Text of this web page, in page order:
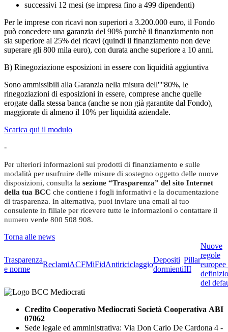
successivi 12 mesi (se impresa fino a 499 dipendenti)
Per le imprese con ricavi non superiori a 3.200.000 euro, il Fondo
può concedere una garanzia del 90% purchè il finanziamento non
sia superiore al 25% dei ricavi (quindi il finanziamento non deve
superare gli 800 mila euro), con durata anche superiore a 10 anni.
B) Rinegoziazione esposizioni in essere con liquidità aggiuntiva
Sono ammissibili alla Garanzia nella misura dell''''80%, le
rinegoziazioni di esposizioni in essere, comprese anche quelle
erogate dalla stessa banca (anche se non già garantite dal Fondo),
maggiorate di almeno il 10% per liquidità aziendale.
Scarica qui il modulo
-
Per ulteriori informazioni sui prodotti di finanziamento e sulle
modalità per usufruire delle misure di sostegno oggetto delle nuove
disposizioni, consulta la sezione “Trasparenza” del sito Internet
della tua BCC che contiene i fogli informativi e la documentazione
di trasparenza. In alternativa, puoi inviare una email al tuo
consulente in filiale per ricevere tutte le informazioni o contattare il
numero verde 800 508 908.
Torna alle news
Trasparenza
e norme
ReclamiACFMiFidAntiriciclaggio
Depositi
dormienti
Pillar
III
Nuove
regole
del
Credito Cooperativo Mediocrati Società Cooperativa ABI
07062
Sede legale ed amministrativa: Via Don Carlo De Cardona 4 -